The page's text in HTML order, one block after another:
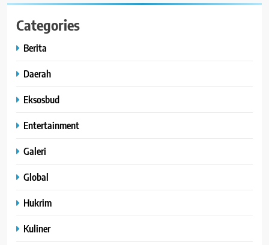
Categories
Berita
Daerah
Eksosbud
Entertainment
Galeri
Global
Hukrim
Kuliner